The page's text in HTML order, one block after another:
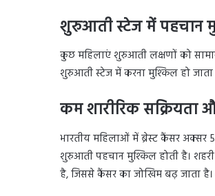
शुरुआती स्टेज में पहचान
कुछ महिलाएं शुरुआती लक्षणों को
शुरुआती स्टेज में करना मुश्किल हो
कम शारीरिक सक्रियता
भारतीय महिलाओं में ब्रेस्ट कैंसर अक्सर
शुरुआती पहचान मुश्किल होती है।
है, जिससे कैंसर का जोखिम बढ़ जाता